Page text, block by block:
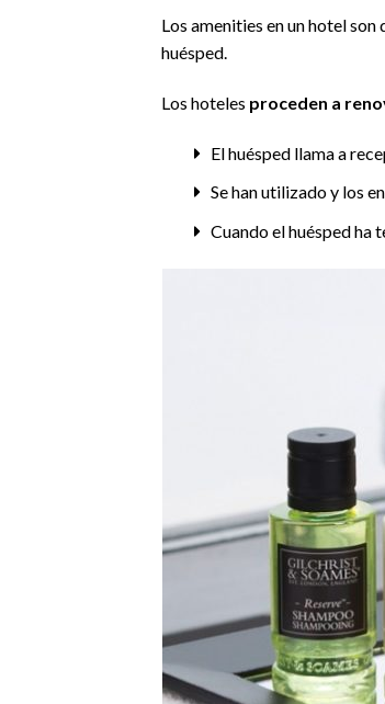
Los amenities en un hotel
huésped.
Los hoteles proceden a
El huésped llama a
Se han utilizado y los
Cuando el huésped ha